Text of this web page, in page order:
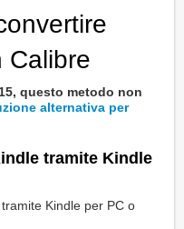
Calibre
questo metodo non
alternativa per
tramite Kindle
Kindle per PC o